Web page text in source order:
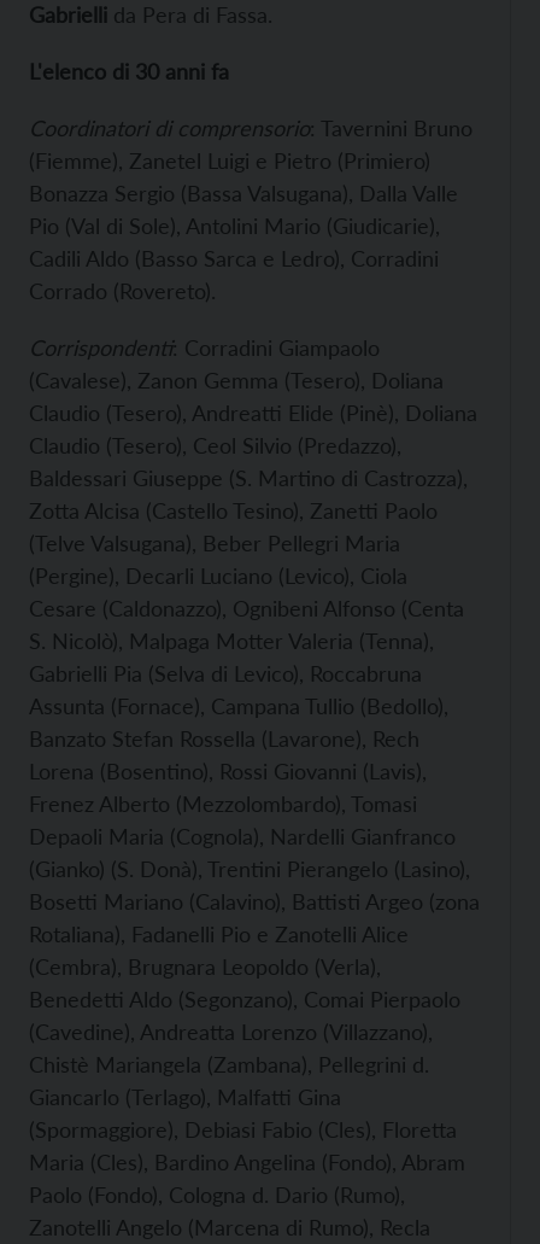
Gabrielli da Pera di Fassa.
L'elenco di 30 anni fa
Coordinatori di comprensorio: Tavernini Bruno
(Fiemme), Zanetel Luigi e Pietro (Primiero)
Bonazza Sergio (Bassa Valsugana), Dalla Valle
Pio (Val di Sole), Antolini Mario (Giudicarie),
Cadili Aldo (Basso Sarca e Ledro), Corradini
Corrado (Rovereto).
Corrispondenti: Corradini Giampaolo
(Cavalese), Zanon Gemma (Tesero), Doliana
Claudio (Tesero), Andreatti Elide (Pinè), Doliana
Claudio (Tesero), Ceol Silvio (Predazzo),
Baldessari Giuseppe (S. Martino di Castrozza),
Zotta Alcisa (Castello Tesino), Zanetti Paolo
(Telve Valsugana), Beber Pellegri Maria
(Pergine), Decarli Luciano (Levico), Ciola
Cesare (Caldonazzo), Ognibeni Alfonso (Centa
S. Nicolò), Malpaga Motter Valeria (Tenna),
Gabrielli Pia (Selva di Levico), Roccabruna
Assunta (Fornace), Campana Tullio (Bedollo),
Banzato Stefan Rossella (Lavarone), Rech
Lorena (Bosentino), Rossi Giovanni (Lavis),
Frenez Alberto (Mezzolombardo), Tomasi
Depaoli Maria (Cognola), Nardelli Gianfranco
(Gianko) (S. Donà), Trentini Pierangelo (Lasino),
Bosetti Mariano (Calavino), Battisti Argeo (zona
Rotaliana), Fadanelli Pio e Zanotelli Alice
(Cembra), Brugnara Leopoldo (Verla),
Benedetti Aldo (Segonzano), Comai Pierpaolo
(Cavedine), Andreatta Lorenzo (Villazzano),
Chistè Mariangela (Zambana), Pellegrini d.
Giancarlo (Terlago), Malfatti Gina
(Spormaggiore), Debiasi Fabio (Cles), Floretta
Maria (Cles), Bardino Angelina (Fondo), Abram
Paolo (Fondo), Cologna d. Dario (Rumo),
Zanotelli Angelo (Marcena di Rumo), Recla